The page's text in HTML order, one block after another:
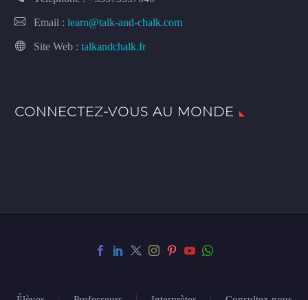
Email : learn@talk-and-chalk.com
Site Web : talkandchalk.fr
CONNECTEZ-VOUS AU MONDE